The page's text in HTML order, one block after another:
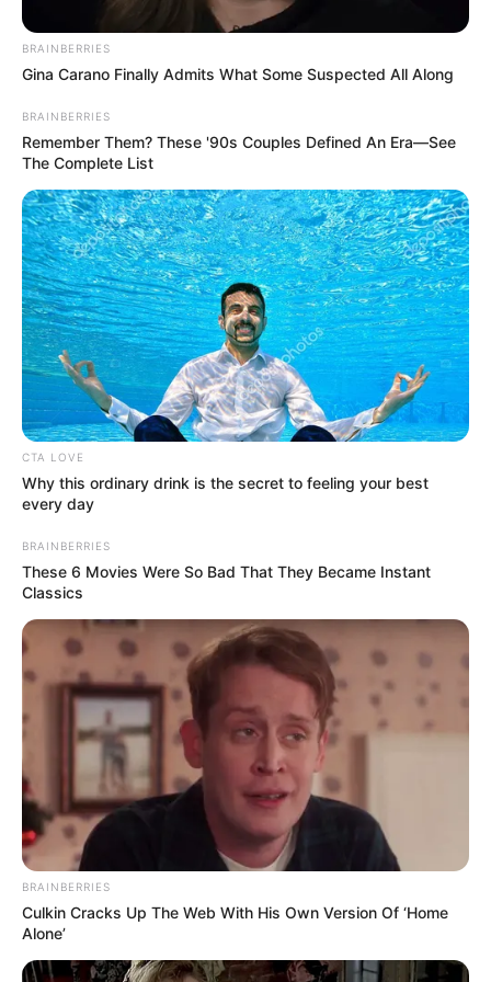
Enfeite de natal com velas
Enfeite de Natal com potes de vidro
Mesa inteira
Enfeite de mesa com bola de Natal
Como fazer enfeite de Natal para
mesa?
Com essecentro de mesa, seu Natal e ano novo
vão ganhar um toque muito mais sofisticado,
com pouco material e com muito brilho!
Já esse aqui, tem um toque mais rústico e
natural. Você pode usar objetos e plantas que
você tem em casa e criar uma linda composição,
com luzes, bolas de Natal, pinhas e é claro, muito
BRAINBERRIES
Gina Carano Finally Admits What Some Suspected All Along
BRAINBERRIES
Remember Them? These '90s Couples Defined An Era—See
The Complete List
CTA LOVE
Why this ordinary drink is the secret to feeling your best
every day
BRAINBERRIES
These 6 Movies Were So Bad That They Became Instant
Classics
BRAINBERRIES
Culkin Cracks Up The Web With His Own Version Of ‘Home
Alone’